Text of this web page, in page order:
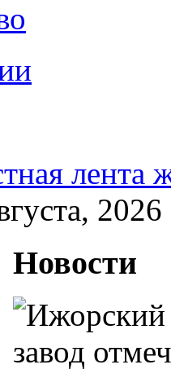
лента
2026
Новости